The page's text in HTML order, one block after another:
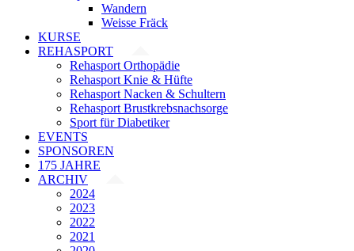
Wandern
Weisse Fräck
KURSE
REHASPORT
Rehasport Orthopädie
Rehasport Knie & Hüfte
Rehasport Nacken & Schultern
Rehasport Brustkrebsnachsorge
Sport für Diabetiker
EVENTS
SPONSOREN
175 JAHRE
ARCHIV
2024
2023
2022
2021